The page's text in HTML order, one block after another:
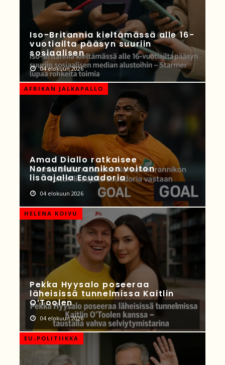
Iso-Britannia kieltämässä alle 16-
vuotiailta pääsyn suuriin
sosiaalisen
04 elokuun 2026
AFRIKAN JALKAPALLO
Amad Diallo ratkaisee
Norsunluurannikon voiton
lisäajalla Ecuadoria
04 elokuun 2026
HELENA KOIVU
Pekka Hyysalo poseeraa
läheisissä tunnelmissa Kaitlin
O’Toolen
04 elokuun 2026
EU-POLITIIKKA